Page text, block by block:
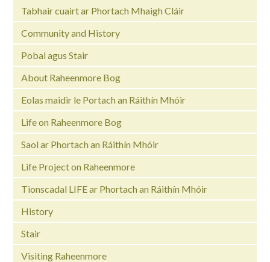
Tabhair cuairt ar Phortach Mhaigh Cláir
Community and History
Pobal agus Stair
About Raheenmore Bog
Eolas maidir le Portach an Ráithín Mhóir
Life on Raheenmore Bog
Saol ar Phortach an Ráithín Mhóir
Life Project on Raheenmore
Tionscadal LIFE ar Phortach an Ráithín Mhóir
History
Stair
Visiting Raheenmore